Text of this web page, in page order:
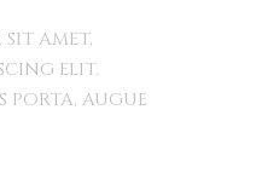
AMET,
ELIT.
PORTA, AUGUE